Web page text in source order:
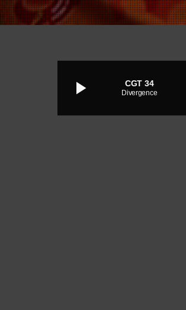
play_arrow CGT 34
Divergence